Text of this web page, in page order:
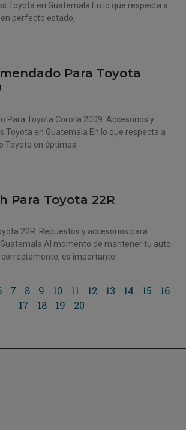
Toyota en Guatemala En lo que respecta a
perfecto estado,
Para Toyota
Para Toyota Corolla 2009: Accesorios y
Toyota en Guatemala En lo que respecta a
Toyota en óptimas
Para Toyota 22R
22R: Repuestos y accesorios para
Al momento de mantener tu auto
es importante
7 8 9 10 11 12 13 14 15
16
17
18 19 20